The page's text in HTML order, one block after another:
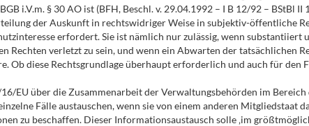
i.V.m. § 30 AO ist (BFH, Beschl. v. 29.04.1992 – I B 12/92 –
der Auskunft in rechtswidriger Weise in subjektiv-öffentliche
erfordert. Sie ist nämlich nur zulässig, wenn
Rechten verletzt zu sein, und wenn ein Abwarten der tatsächlichen
Ob diese Rechtsgrundlage überhaupt erforderlich und auch für den
EU über die Zusammenarbeit der Verwaltungsbehörden im Bereich
Fälle austauschen, wenn sie von einem anderen
zu beschaffen. Dieser Informationsaustausch solle ‚im